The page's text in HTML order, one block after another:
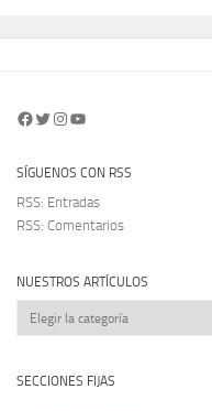
Facebook
Twitter
Instagram
YouTube
SÍGUENOS CON RSS
RSS: Entradas
RSS: Comentarios
NUESTROS ARTÍCULOS
Nuestros
artículos
SECCIONES FIJAS